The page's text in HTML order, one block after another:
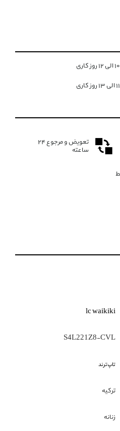
١۰ الی ١۲ روز کاری
١١ الی ١۳ روز کاری
تعویض و مرجوع ۲۴
ساعته
lc waikiki
S4L221Z8-CVL
تاپ‌ترند
ترکیه
زنانه